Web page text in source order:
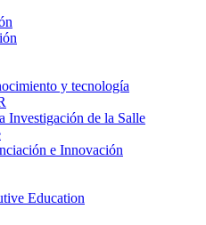
y tecnología
Investigación de la Salle
e Innovación
Education